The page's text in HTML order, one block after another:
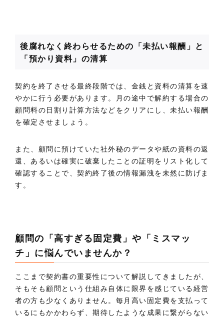
後腐れなく終わらせるための「未払い報酬」と
「預かり資料」の清算
契約を終了させる最終段階では、金銭と資料の清算を速
やかに行う必要があります。月の途中で解約する場合の
顧問料の日割り計算方法などをクリアにし、未払い報酬
を確定させましょう。
また、顧問に預けていた社外秘のデータや紙の資料の返
還、あるいは確実に破棄したことの証明をリスト化して
確認することで、契約終了後の情報漏洩を未然に防げま
す。
顧問の「高すぎる固定費」や「ミスマッ
チ」に悩んでいませんか？
ここまで契約書の重要性について解説してきましたが、
そもそも顧問という仕組み自体に限界を感じている経営
者の方も少なくありません。毎月高い固定費を支払って
いるにもかかわらず、期待したような成果に繋がらない